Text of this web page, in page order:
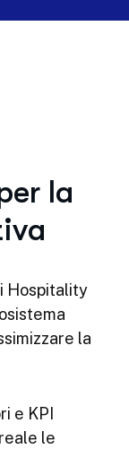
la
Hospitality
la
e KPI
le